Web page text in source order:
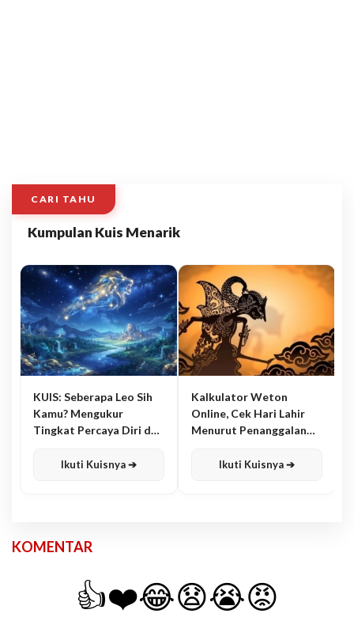
CARI TAHU
Kumpulan Kuis Menarik
KUIS: Seberapa Leo Sih
Kamu? Mengukur
Tingkat Percaya Diri dan
Ikuti Kuisnya ➔
Kalkulator Weton
Online, Cek Hari Lahir
Menurut Penanggalan
Ikuti Kuisnya ➔
KOMENTAR
👍❤️😂😧😭😡